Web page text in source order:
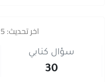
اخر تحديث: 15/01/2025
سؤال كتابي
30